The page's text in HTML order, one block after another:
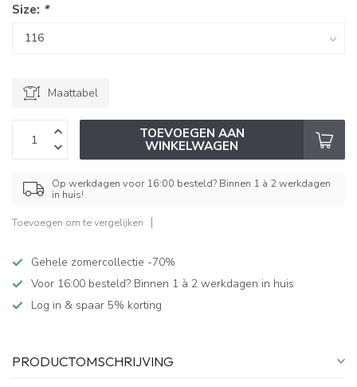
Size: *
Maattabel
TOEVOEGEN AAN
WINKELWAGEN
Op werkdagen voor 16:00 besteld? Binnen 1 à 2 werkdagen
in huis!
Toevoegen om te vergelijken
Gehele zomercollectie -70%
Voor 16:00 besteld? Binnen 1 à 2 werkdagen in huis
Log in & spaar 5% korting
PRODUCTOMSCHRIJVING